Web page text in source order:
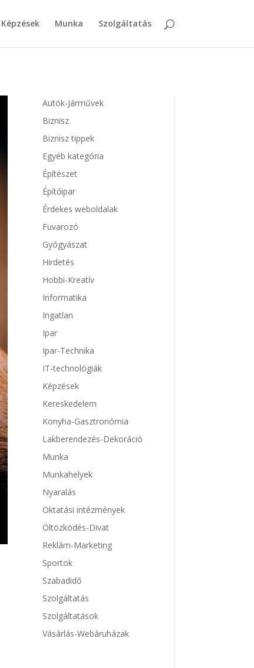
Képzések Munka Szolgáltatás
Autók-Járművek
Biznisz
Biznisz tippek
Egyéb kategória
Építészet
Építőipar
Érdekes weboldalak
Fuvarozó
Gyógyászat
Hirdetés
Hobbi-Kreatív
Informatika
Ingatlan
Ipar
Ipar-Technika
IT-technológiák
Képzések
Kereskedelem
Konyha-Gasztronómia
Lakberendezés-Dekoráció
Munka
Munkahelyek
Nyaralás
Oktatási intézmények
Öltözködés-Divat
Reklám-Marketing
Sportok
Szabadidő
Szolgáltatás
Szolgáltatások
Vásárlás-Webáruházak